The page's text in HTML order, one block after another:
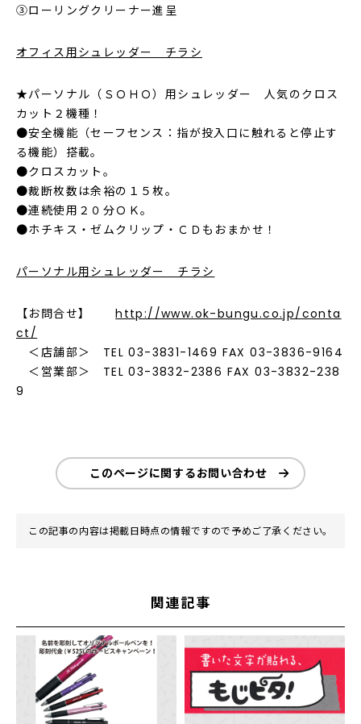
③ローリングクリーナー進呈
オフィス用シュレッダー チラシ
★パーソナル（ＳＯＨＯ）用シュレッダー 人気のクロス
カット２機種！
●安全機能（セーフセンス：指が投入口に触れると停止す
る機能）搭載。
●クロスカット。
●裁断枚数は余裕の１５枚。
●連続使用２０分ＯＫ。
●ホチキス・ゼムクリップ・ＣＤもおまかせ！
パーソナル用シュレッダー チラシ
【お問合せ】http://www.ok-bungu.co.jp/conta
ct/
＜店舗部＞ TEL 03-3831-1469 FAX 03-3836-9164
＜営業部＞ TEL 03-3832-2386 FAX 03-3832-238
9
このページに関するお問い合わせ
この記事の内容は掲載日時点の情報ですので予めご了承ください。
関連記事